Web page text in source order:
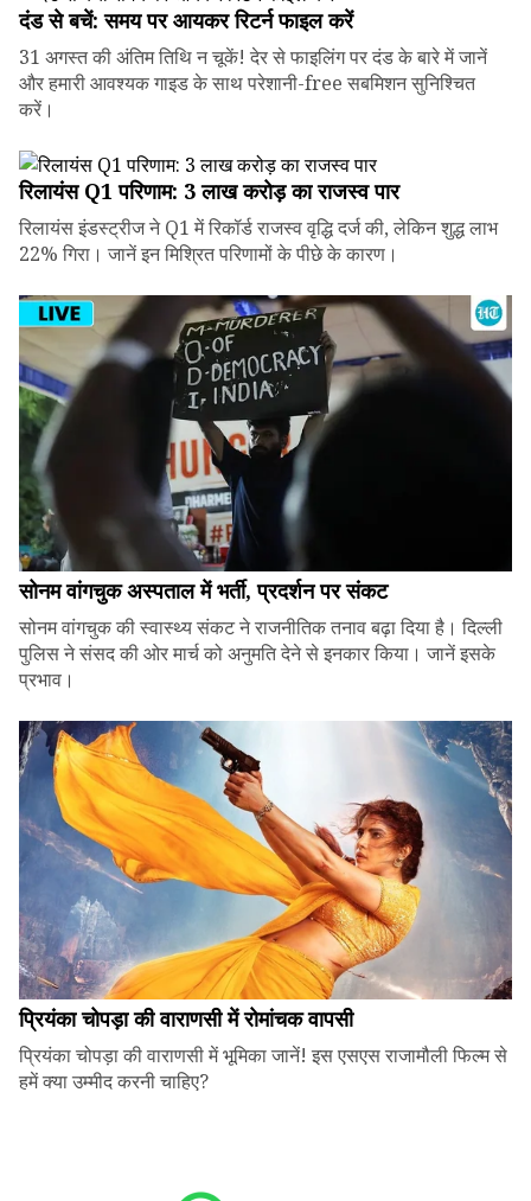
दंड से बचें: समय पर आयकर रिटर्न फाइल करें
31 अगस्त की अंतिम तिथि न चूकें! देर से फाइलिंग पर दंड के बारे में जानें
और हमारी आवश्यक गाइड के साथ परेशानी-free सबमिशन सुनिश्चित
करें।
रिलायंस Q1 परिणाम: ₹3 लाख करोड़ का राजस्व पार
रिलायंस इंडस्ट्रीज ने Q1 में रिकॉर्ड राजस्व वृद्धि दर्ज की, लेकिन शुद्ध लाभ
22% गिरा। जानें इन मिश्रित परिणामों के पीछे के कारण।
सोनम वांगचुक अस्पताल में भर्ती, प्रदर्शन पर संकट
सोनम वांगचुक की स्वास्थ्य संकट ने राजनीतिक तनाव बढ़ा दिया है। दिल्ली
पुलिस ने संसद की ओर मार्च को अनुमति देने से इनकार किया। जानें इसके
प्रभाव।
प्रियंका चोपड़ा की वाराणसी में रोमांचक वापसी
प्रियंका चोपड़ा की वाराणसी में भूमिका जानें! इस एसएस राजामौली फिल्म से
हमें क्या उम्मीद करनी चाहिए?